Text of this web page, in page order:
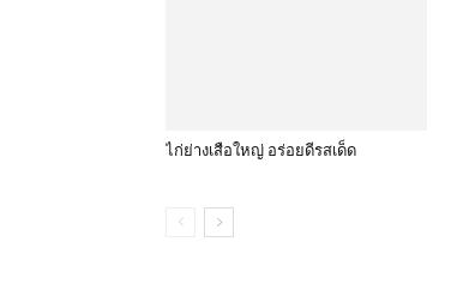
ไก่ย่างเสือใหญ่ อร่อยดีรสเด็ด